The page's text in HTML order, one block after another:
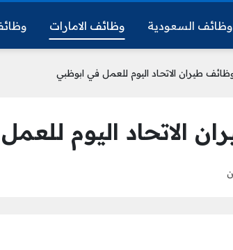
وظائف السعودية وظائف الامارات
طيران الاتحاد اليوم للعمل في ابوظبي
الاتحاد اليوم